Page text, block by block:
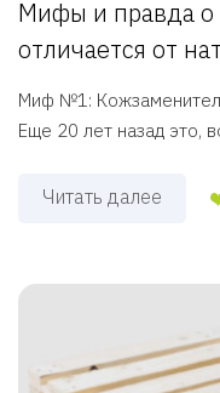
Мифы и правда о
отличается от
Миф №1:
Еще 20 лет назад это,
Читать далее